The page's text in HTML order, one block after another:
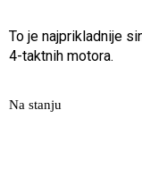
To je najprikladnije
4-taktnih motora.
Na stanju